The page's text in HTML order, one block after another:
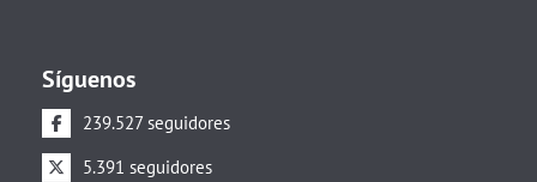
Síguenos
239.527 seguidores
5.391 seguidores